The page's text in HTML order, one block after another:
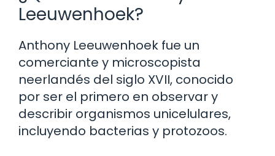
Leeuwenhoek?
Anthony Leeuwenhoek fue un
comerciante y microscopista
neerlandés del siglo XVII, conocido
por ser el primero en observar y
describir organismos unicelulares,
incluyendo bacterias y protozoos.